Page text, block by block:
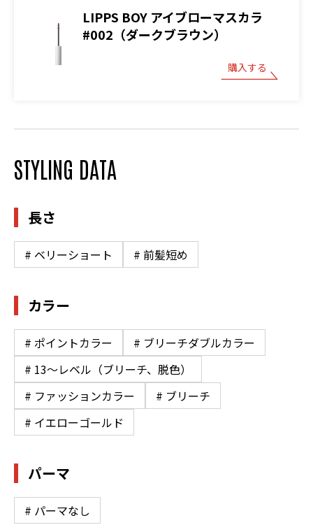
LIPPS BOY アイブローマスカラ
#002（ダークブラウン）
購入する
STYLING DATA
長さ
# ベリーショート # 前髪短め
カラー
# ポイントカラー
# ブリーチダブルカラー
# 13〜レベル（ブリーチ、脱色）
# ファッションカラー
# ブリーチ
# イエローゴールド
パーマ
# パーマなし